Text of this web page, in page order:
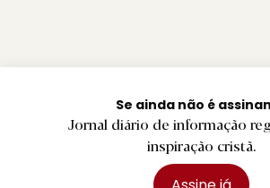
Se ainda não é
Jornal diário de informação
inspiração cristã.